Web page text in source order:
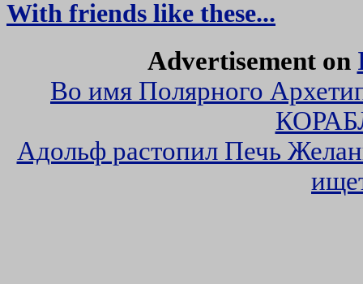
With friends like these...
Advertisement on
Во имя Полярного
Адольф растопил Печь